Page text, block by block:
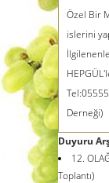
Özel Bir
islerini
Derneği)
Duyuru
12.
Toplantı)